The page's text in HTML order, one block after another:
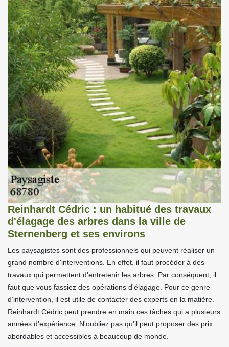
Reinhardt Cédric : un habitué des travaux
d'élagage des arbres dans la ville de
Sternenberg et ses environs
Les paysagistes sont des professionnels qui peuvent réaliser un
grand nombre d'interventions. En effet, il faut procéder à des
travaux qui permettent d'entretenir les arbres. Par conséquent, il
faut que vous fassiez des opérations d'élagage. Pour ce genre
d'intervention, il est utile de contacter des experts en la matière.
Reinhardt Cédric peut prendre en main ces tâches qui a plusieurs
années d'expérience. N'oubliez pas qu'il peut proposer des prix
abordables et accessibles à beaucoup de monde.